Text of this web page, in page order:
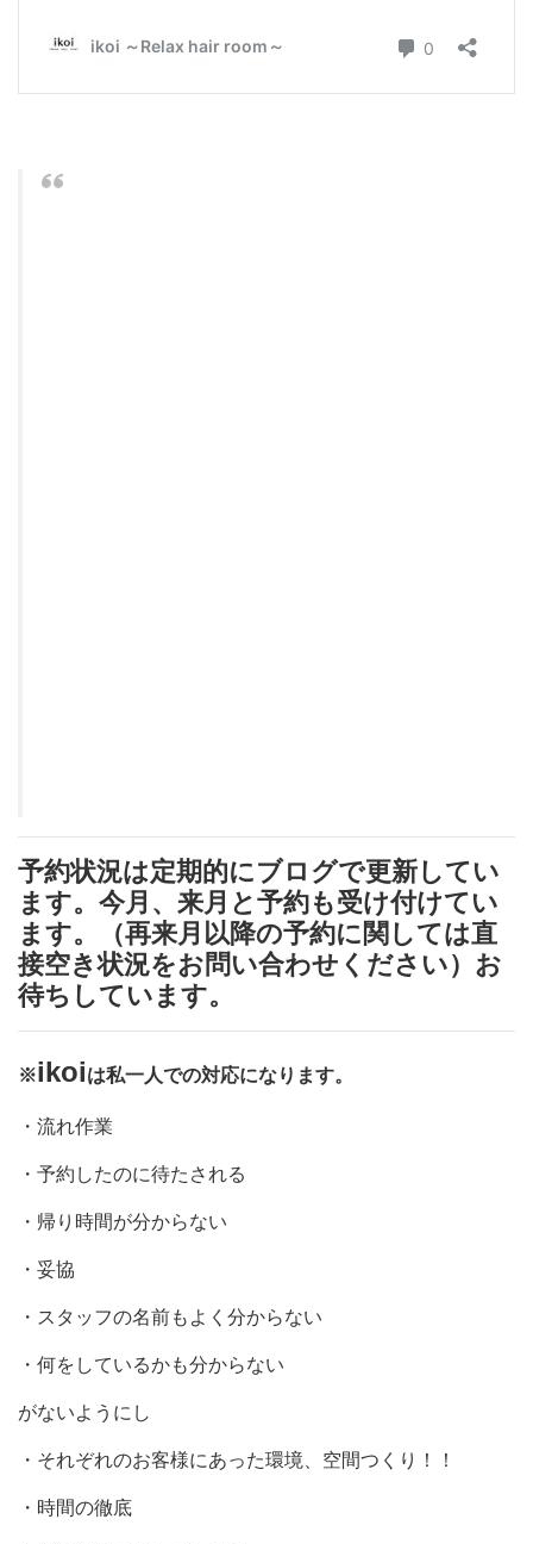
予約状況は定期的にブログで更新してい
ます。今月、来月と予約も受け付けてい
ます。（再来月以降の予約に関しては直
接空き状況をお問い合わせください）お
待ちしています。
※ikoiは私一人での対応になります。
・流れ作業
・予約したのに待たされる
・帰り時間が分からない
・妥協
・スタッフの名前もよく分からない
・何をしているかも分からない
がないようにし
・それぞれのお客様にあった環境、空間つくり！！
・時間の徹底